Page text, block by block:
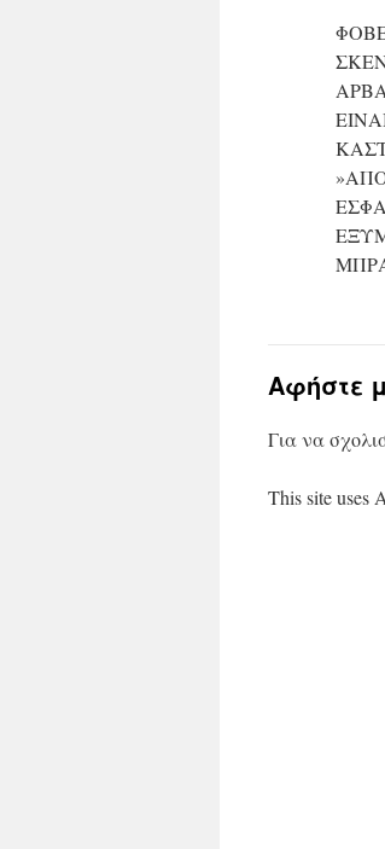
Αφήστε
Για να
This site uses